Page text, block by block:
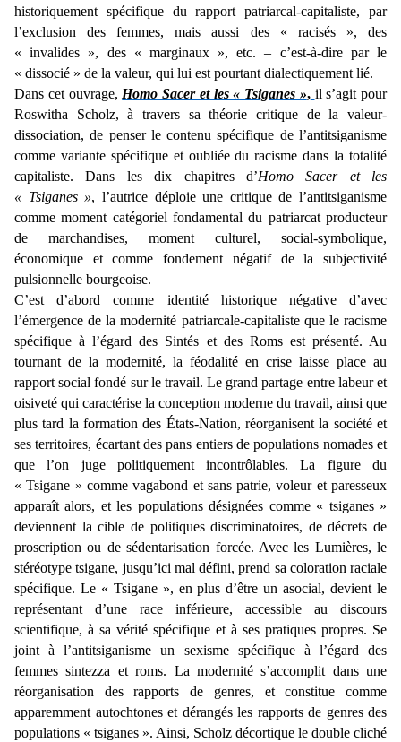
historiquement spécifique du rapport patriarcal-capitaliste, par
l’exclusion des femmes, mais aussi des « racisés », des
« invalides », des « marginaux », etc. – c’est-à-dire par le
« dissocié » de la valeur, qui lui est pourtant dialectiquement lié.
Dans cet ouvrage, Homo Sacer et les « Tsiganes », il s’agit pour
Roswitha Scholz, à travers sa théorie critique de la valeur-
dissociation, de penser le contenu spécifique de l’antitsiganisme
comme variante spécifique et oubliée du racisme dans la totalité
capitaliste. Dans les dix chapitres d’Homo Sacer et les
« Tsiganes », l’autrice déploie une critique de l’antitsiganisme
comme moment catégoriel fondamental du patriarcat producteur
de marchandises, moment culturel, social-symbolique,
économique et comme fondement négatif de la subjectivité
pulsionnelle bourgeoise.
C’est d’abord comme identité historique négative d’avec
l’émergence de la modernité patriarcale-capitaliste que le racisme
spécifique à l’égard des Sintés et des Roms est présenté. Au
tournant de la modernité, la féodalité en crise laisse place au
rapport social fondé sur le travail. Le grand partage entre labeur et
oisiveté qui caractérise la conception moderne du travail, ainsi que
plus tard la formation des États-Nation, réorganisent la société et
ses territoires, écartant des pans entiers de populations nomades et
que l’on juge politiquement incontrôlables. La figure du
« Tsigane » comme vagabond et sans patrie, voleur et paresseux
apparaît alors, et les populations désignées comme « tsiganes »
deviennent la cible de politiques discriminatoires, de décrets de
proscription ou de sédentarisation forcée. Avec les Lumières, le
stéréotype tsigane, jusqu’ici mal défini, prend sa coloration raciale
spécifique. Le « Tsigane », en plus d’être un asocial, devient le
représentant d’une race inférieure, accessible au discours
scientifique, à sa vérité spécifique et à ses pratiques propres. Se
joint à l’antitsiganisme un sexisme spécifique à l’égard des
femmes sintezza et roms. La modernité s’accomplit dans une
réorganisation des rapports de genres, et constitue comme
apparemment autochtones et dérangés les rapports de genres des
populations « tsiganes ». Ainsi, Scholz décortique le double cliché